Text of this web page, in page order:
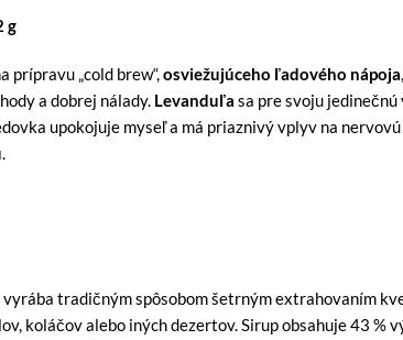
g
prípravu „cold brew“,osviežujúceho ľadového nápoja
a dobrej nálady. Levanduľa sa pre svoju
upokojuje myseľ a má priaznivý vplyv na
.
tradičným spôsobom šetrným extrahovaním
koláčov alebo iných dezertov. Sirup obsahuje 43 %